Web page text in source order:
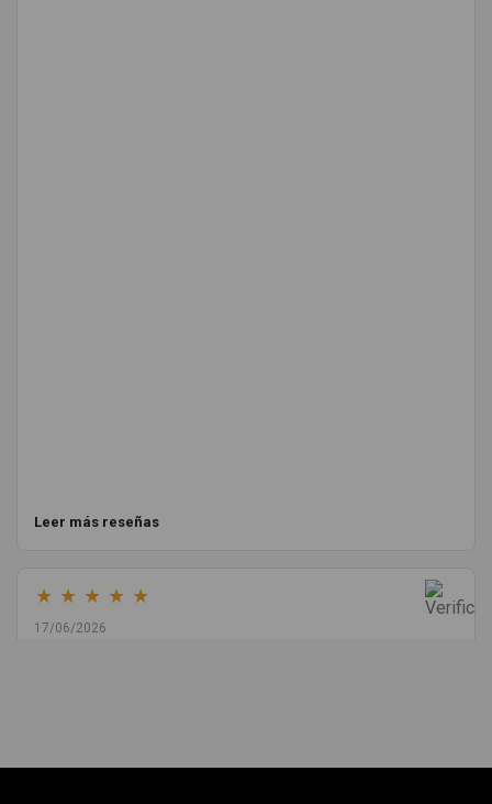
Leer más reseñas
★ ★ ★ ★ ★
17/06/2026